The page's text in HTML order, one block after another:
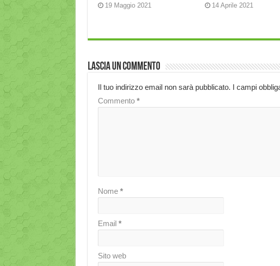
19 Maggio 2021 14 Aprile 2021
Lascia un commento
Il tuo indirizzo email non sarà pubblicato. I campi
Commento *
Nome *
Email *
Sito web